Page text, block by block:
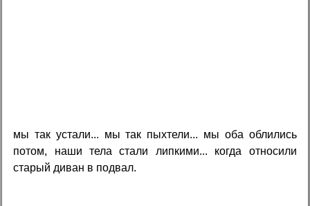
мы так устали... мы так пыхтели... мы оба облились
потом, наши тела стали липкими... когда относили
старый диван в подвал.